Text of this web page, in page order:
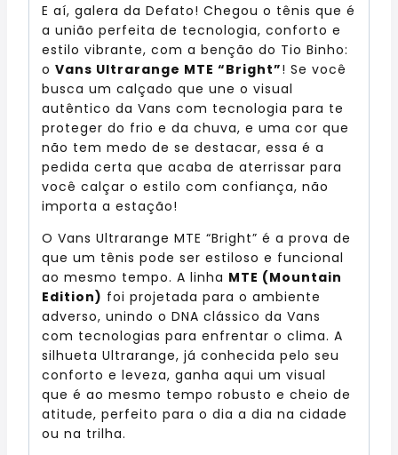
E aí, galera da Defato! Chegou o tênis que é
a união perfeita de tecnologia, conforto e
estilo vibrante, com a benção do Tio Binho:
o Vans Ultrarange MTE “Bright”! Se você
busca um calçado que une o visual
autêntico da Vans com tecnologia para te
proteger do frio e da chuva, e uma cor que
não tem medo de se destacar, essa é a
pedida certa que acaba de aterrissar para
você calçar o estilo com confiança, não
importa a estação!
O Vans Ultrarange MTE “Bright” é a prova de
que um tênis pode ser estiloso e funcional
ao mesmo tempo. A linha MTE (Mountain
Edition) foi projetada para o ambiente
adverso, unindo o DNA clássico da Vans
com tecnologias para enfrentar o clima. A
silhueta Ultrarange, já conhecida pelo seu
conforto e leveza, ganha aqui um visual
que é ao mesmo tempo robusto e cheio de
atitude, perfeito para o dia a dia na cidade
ou na trilha.